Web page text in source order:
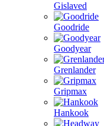
Gislaved
Goodride
Goodyear
Grenlander
Gripmax
Hankook